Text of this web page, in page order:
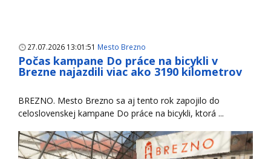
27.07.2026 13:01:51 Mesto Brezno
Počas kampane Do práce na bicykli v
Brezne najazdili viac ako 3190 kilometrov
BREZNO. Mesto Brezno sa aj tento rok zapojilo do
celoslovenskej kampane Do práce na bicykli, ktorá ...